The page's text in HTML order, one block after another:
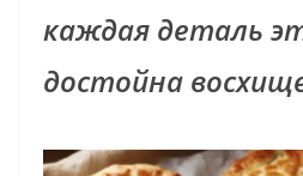
каждая деталь
достойна